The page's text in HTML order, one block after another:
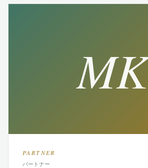
MK
PARTNER
パートナー